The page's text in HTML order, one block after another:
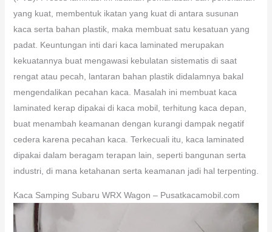
yang kuat, membentuk ikatan yang kuat di antara susunan
kaca serta bahan plastik, maka membuat satu kesatuan yang
padat. Keuntungan inti dari kaca laminated merupakan
kekuatannya buat mengawasi kebulatan sistematis di saat
rengat atau pecah, lantaran bahan plastik didalamnya bakal
mengendalikan pecahan kaca. Masalah ini membuat kaca
laminated kerap dipakai di kaca mobil, terhitung kaca depan,
buat menambah keamanan dengan kurangi dampak negatif
cedera karena pecahan kaca. Terkecuali itu, kaca laminated
dipakai dalam beragam terapan lain, seperti bangunan serta
industri, di mana ketahanan serta keamanan jadi hal terpenting.
Kaca Samping Subaru WRX Wagon – Pusatkacamobil.com